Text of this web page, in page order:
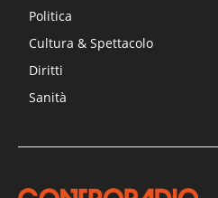
Politica
Cultura & Spettacolo
Diritti
Sanità